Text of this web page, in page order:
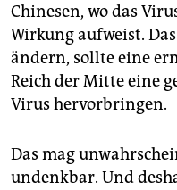
Chinesen, wo das
Wirkung aufweist.
ändern, sollte eine
Reich der Mitte eine
Virus hervorbringen.
Das mag
undenkbar. Und